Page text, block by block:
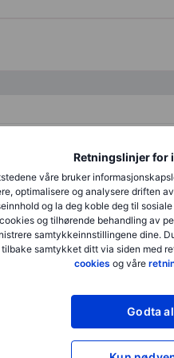
Retningslinjer for
våre bruker
optimalisere og analysere driften
og la deg koble deg til
og tilhørende behandling av
samtykkeinnstillingene dine.
samtykket ditt via siden med
cookies og våre
Godta